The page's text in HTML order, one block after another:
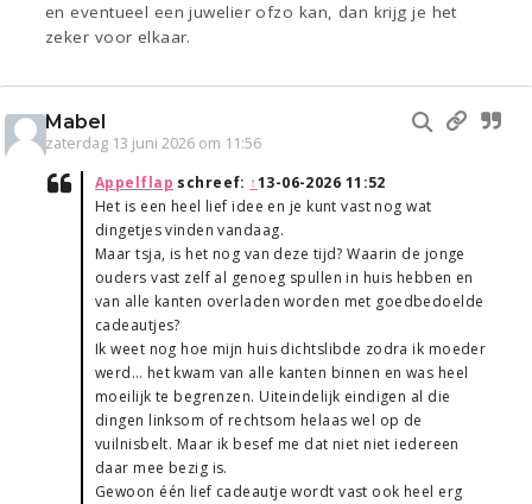
en eventueel een juwelier ofzo kan, dan krijg je het
zeker voor elkaar.
Mabel
zaterdag 13 juni 2026 om 11:56
Appelflap schreef: ↑13-06-2026 11:52
Het is een heel lief idee en je kunt vast nog wat
dingetjes vinden vandaag.
Maar tsja, is het nog van deze tijd? Waarin de jonge
ouders vast zelf al genoeg spullen in huis hebben en
van alle kanten overladen worden met goedbedoelde
cadeautjes?
Ik weet nog hoe mijn huis dichtslibde zodra ik moeder
werd… het kwam van alle kanten binnen en was heel
moeilijk te begrenzen. Uiteindelijk eindigen al die
dingen linksom of rechtsom helaas wel op de
vuilnisbelt. Maar ik besef me dat niet niet iedereen
daar mee bezig is.
Gewoon één lief cadeautje wordt vast ook heel erg